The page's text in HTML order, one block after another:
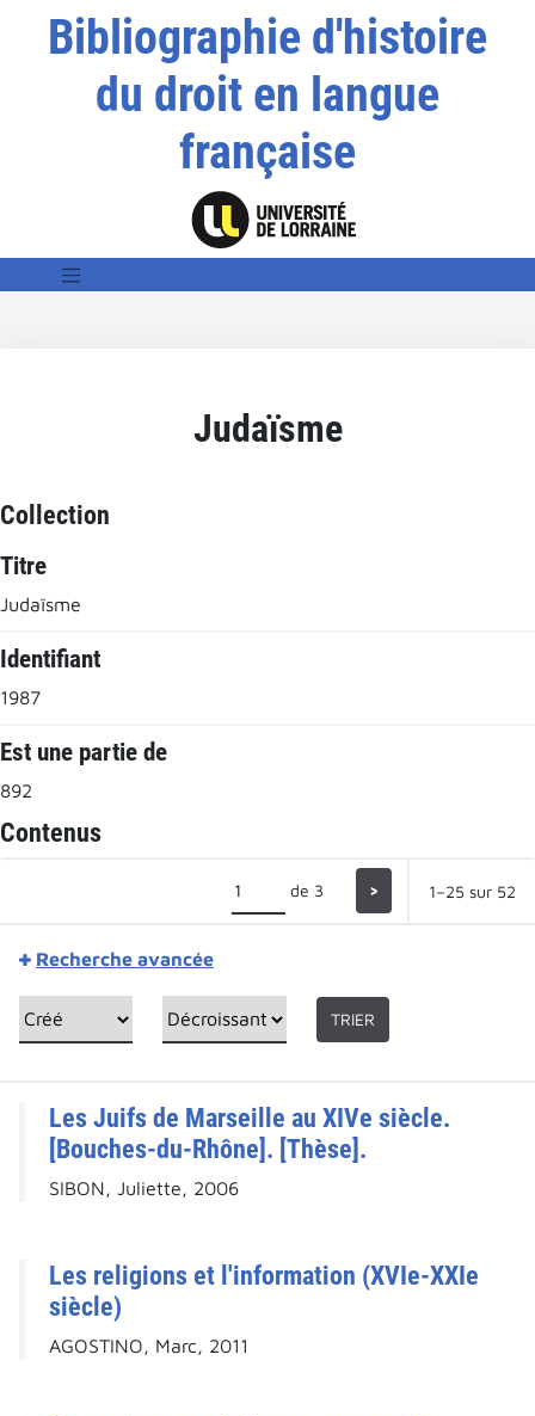
Bibliographie d'histoire
du droit en langue
française
Judaïsme
Collection
Titre
Judaïsme
Identifiant
1987
Est une partie de
892
Contenus
de 3 > 1–25 sur 52
Recherche avancée
TRIER
Les Juifs de Marseille au XIVe siècle.
[Bouches-du-Rhône]. [Thèse].
SIBON, Juliette, 2006
Les religions et l'information (XVIe-XXIe
siècle)
AGOSTINO, Marc, 2011